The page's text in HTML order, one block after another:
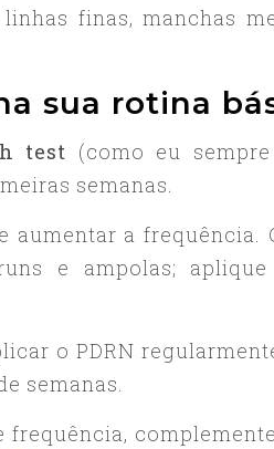
finas, manchas
sua rotina
test (como eu
semanas.
aumentar a frequência.
e ampolas;
o PDRN
semanas.